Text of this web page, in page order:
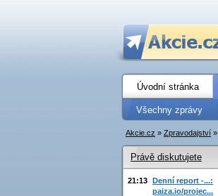
Úvodní stránka
Všechny zprávy
Akcie.cz » Zpravodajství »
Právě diskutujete
21:13 Denní report -...:
paiza.io/projec...